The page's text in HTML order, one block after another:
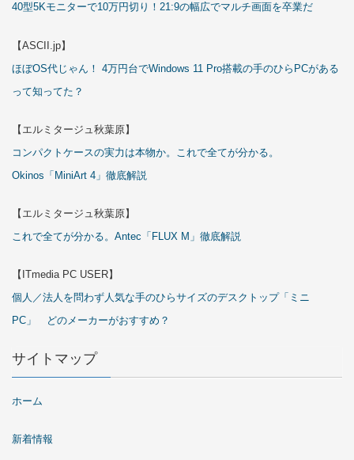
40型5Kモニターで10万円切り！21:9の幅広でマルチ画面を卒業だ
【ASCII.jp】
ほぼOS代じゃん！ 4万円台でWindows 11 Pro搭載の手のひらPCがある
って知ってた？
【エルミタージュ秋葉原】
コンパクトケースの実力は本物か。これで全てが分かる。
Okinos「MiniArt 4」徹底解説
【エルミタージュ秋葉原】
これで全てが分かる。Antec「FLUX M」徹底解説
【ITmedia PC USER】
個人／法人を問わず人気な手のひらサイズのデスクトップ「ミニ
PC」 どのメーカーがおすすめ？
サイトマップ
ホーム
新着情報